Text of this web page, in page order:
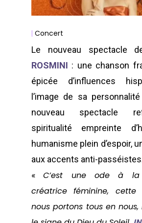
Concert
Le nouveau spectacle
ROSMINI : une chanson
épicée d’influences
l’image de sa
nouveau spectacle
spiritualité empreinte
humanisme plein d’espoir,
aux accents anti-
«C’est une ode à la
créatrice féminine, cette
nous portons tous en